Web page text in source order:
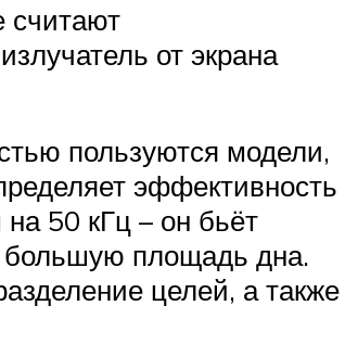
считают
от экрана
пользуются модели,
эффективность
50 кГц – он бьёт
большую площадь дна.
целей, а также